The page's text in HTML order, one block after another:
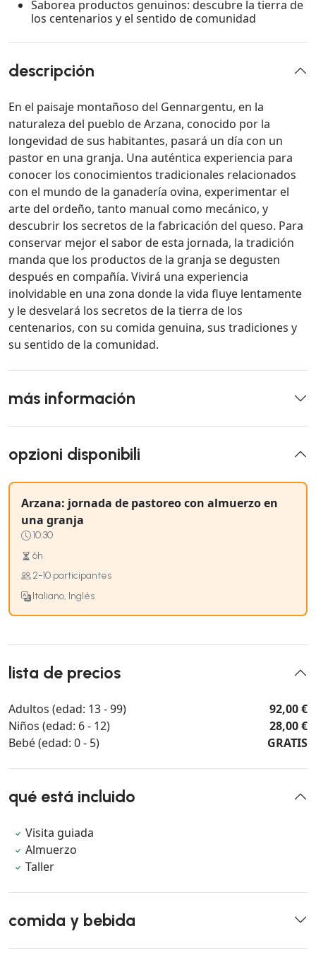
Saborea productos genuinos: descubre la tierra de
los centenarios y el sentido de comunidad
descripción
En el paisaje montañoso del Gennargentu, en la
naturaleza del pueblo de Arzana, conocido por la
longevidad de sus habitantes, pasará un día con un
pastor en una granja. Una auténtica experiencia para
conocer los conocimientos tradicionales relacionados
con el mundo de la ganadería ovina, experimentar el
arte del ordeño, tanto manual como mecánico, y
descubrir los secretos de la fabricación del queso. Para
conservar mejor el sabor de esta jornada, la tradición
manda que los productos de la granja se degusten
después en compañía. Vivirá una experiencia
inolvidable en una zona donde la vida fluye lentamente
y le desvelará los secretos de la tierra de los
centenarios, con su comida genuina, sus tradiciones y
su sentido de la comunidad.
más información
opzioni disponibili
Arzana: jornada de pastoreo con almuerzo en
una granja
10:30
6h
2-10 participantes
Italiano, Inglés
lista de precios
Adultos (edad: 13 - 99)
92,00 €
Niños (edad: 6 - 12)
28,00 €
Bebé (edad: 0 - 5)
GRATIS
qué está incluido
Visita guiada
Almuerzo
Taller
comida y bebida